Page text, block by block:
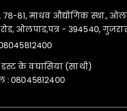
81, माधव औद्योगिक स्था.,
ओलपाड,पत्र - 394540,
के वघासिया (साथी)
:08045812400